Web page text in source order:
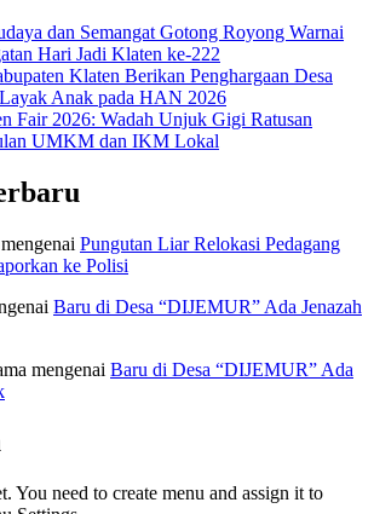
dan Semangat Gotong Royong Warnai
Hari Jadi Klaten ke-222
Klaten Berikan Penghargaan Desa
Anak pada HAN 2026
Fair 2026: Wadah Unjuk Gigi Ratusan
UMKM dan IKM Lokal
mengenai Pungutan Liar Relokasi Pedagang
ke Polisi
Baru di Desa “DIJEMUR” Ada Jenazah
mengenai Baru di Desa “DIJEMUR” Ada
You need to create menu and assign it to